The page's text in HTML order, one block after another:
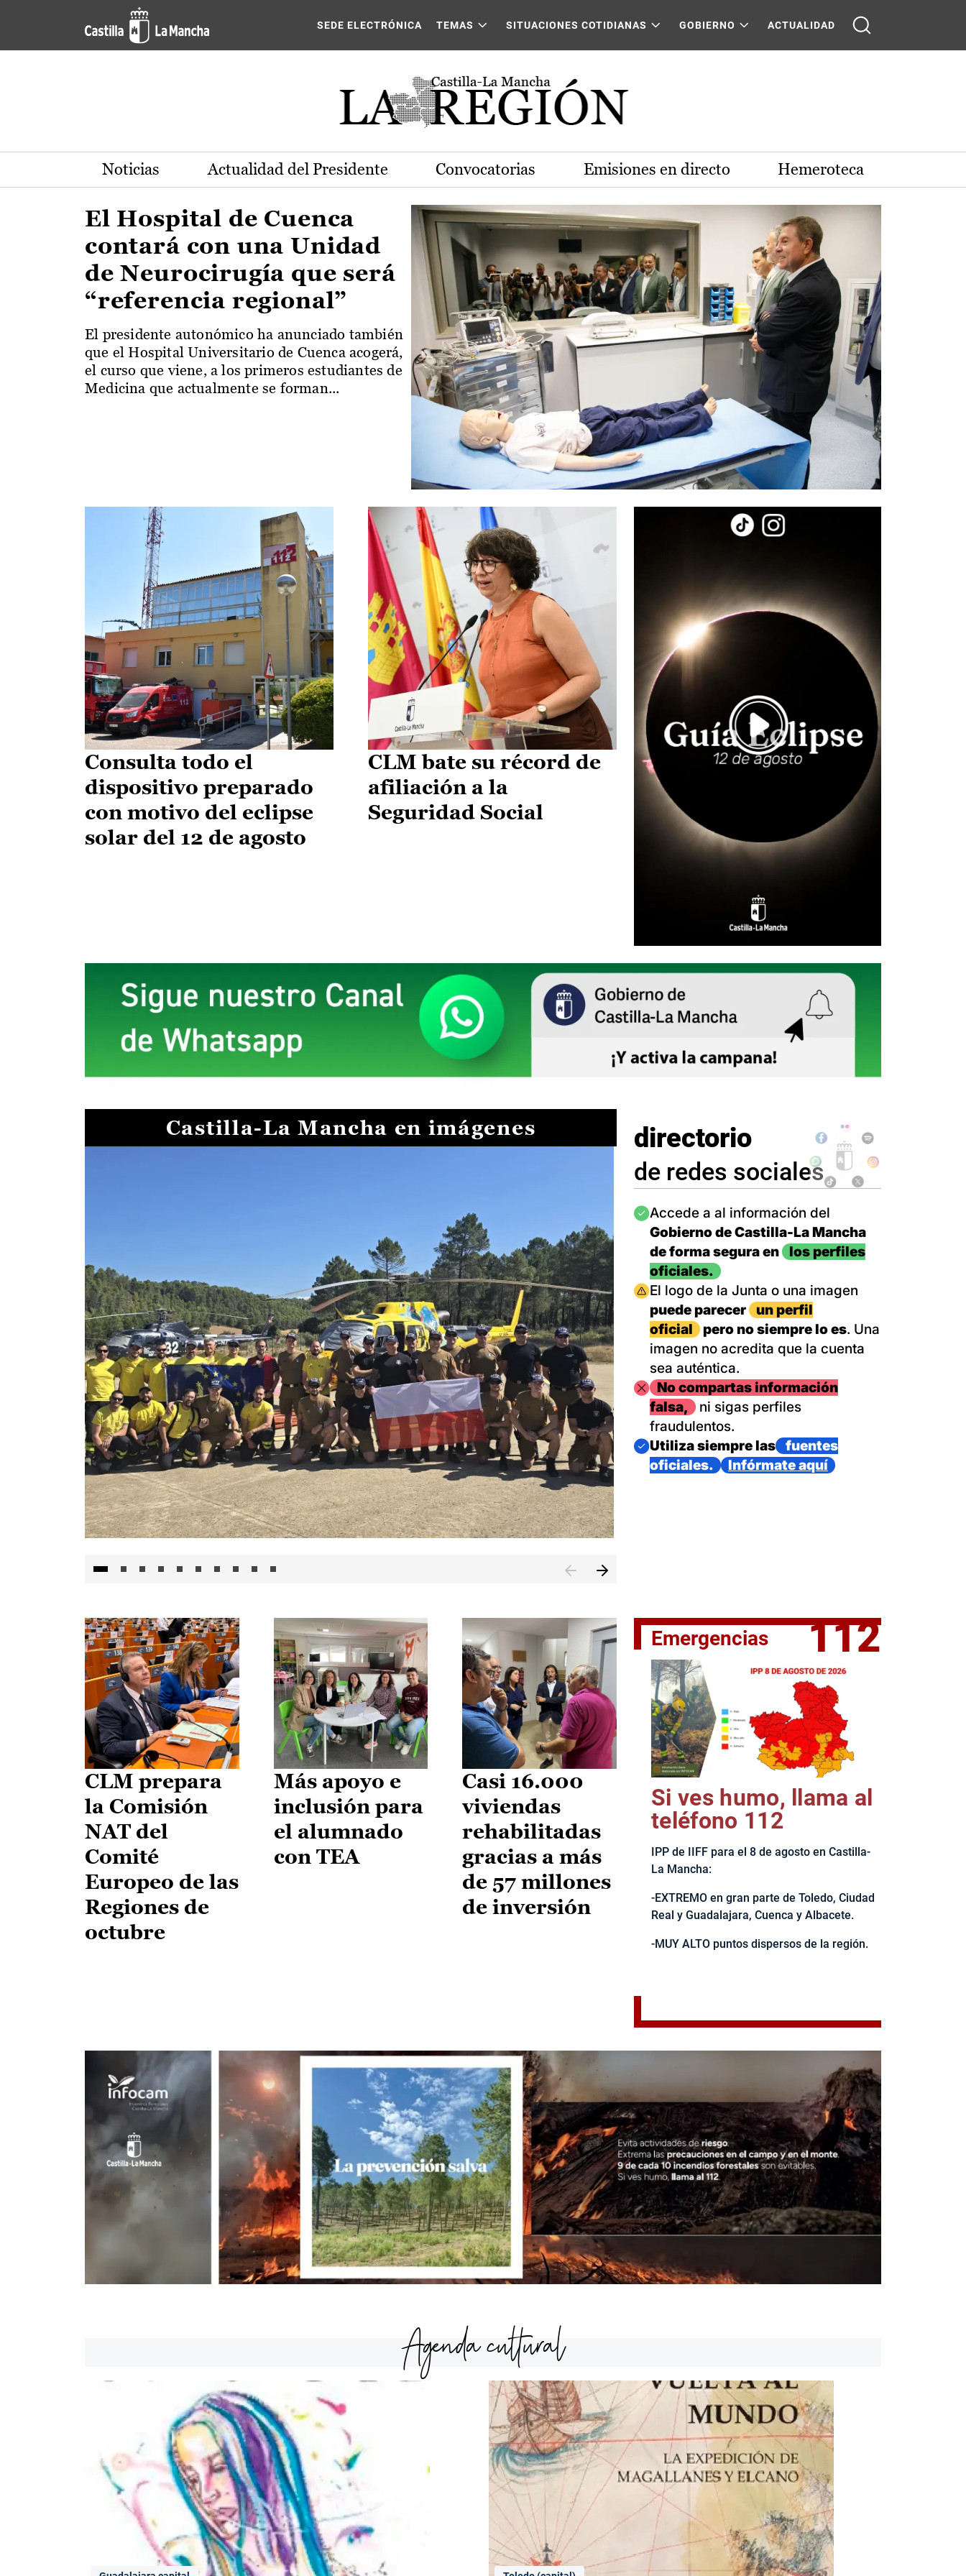
Pasar al contenido principal
Actualidad de la región de Castilla-La Mancha
SEDE ELECTRÓNICA TEMAS SITUACIONES COTIDIANAS GOBIERNO ACTUALIDAD
Noticias Actualidad del Presidente Convocatorias Emisiones en directo Hemeroteca
El Hospital de Cuenca
contará con una Unidad
de Neurocirugía que será
“referencia regional”
El presidente autonómico ha anunciado también
que el Hospital Universitario de Cuenca acogerá,
el curso que viene, a los primeros estudiantes de
Medicina que actualmente se forman...
Consulta todo el
dispositivo preparado
con motivo del eclipse
solar del 12 de agosto
CLM bate su récord de
afiliación a la
Seguridad Social
Castilla-La Mancha en imágenes
II Vuelta Ciclista CLM LEADER
directorio
de redes sociales
Imagen
Accede a al información del
Gobierno de Castilla-La Mancha
de forma segura en
los perfiles
oficiales.
Imagen
El logo de la Junta o una imagen
puede parecer
un perfil
oficial
pero no siempre lo es. Una
imagen no acredita que la cuenta
sea auténtica.
ImagenNo compartas información
falsa,
ni sigas perfiles
fraudulentos.
Imagen
Utiliza siempre las
fuentes
oficiales.
Infórmate aquí
CLM prepara
la Comisión
NAT del
Comité
Europeo de las
Regiones de
octubre
Más apoyo e
inclusión para
el alumnado
con TEA
Casi 16.000
viviendas
rehabilitadas
gracias a más
de 57 millones
de inversión
Emergencias 112
Si ves humo, llama al
teléfono 112
IPP de IIFF para el 8 de agosto en Castilla-
La Mancha:
-EXTREMO en gran parte de Toledo, Ciudad
Real y Guadalajara, Cuenca y Albacete.
-MUY ALTO puntos dispersos de la región.
Agenda cultural